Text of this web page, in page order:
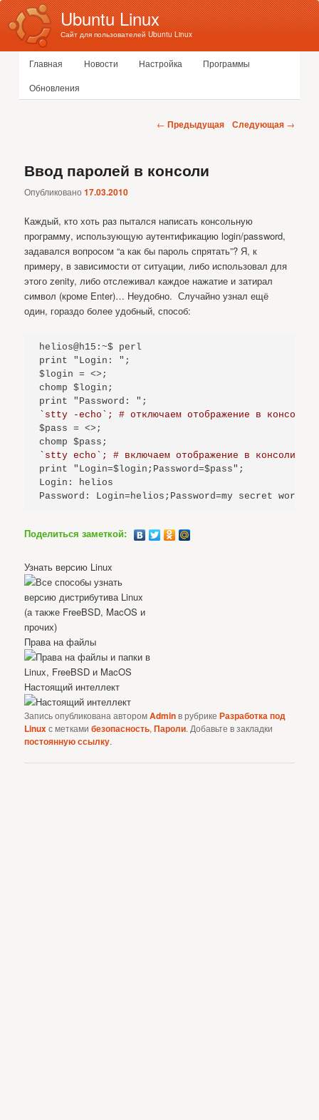
Ubuntu Linux
Сайт для пользователей Ubuntu Linux
Главное меню
Перейти к основному содержимому
Перейти к дополнительному содержимому
Главная Новости Настройка
Программы
Обновления
Навигация по записям
← Предыдущая Следующая →
Ввод паролей в консоли
Опубликовано 17.03.2010
Каждый, кто хоть раз пытался написать консольную
программу, использующую аутентификацию login/password,
задавался вопросом “а как бы пароль спрятать”? Я, к
примеру, в зависимости от ситуации, либо использовал для
этого zenity, либо отслеживал каждое нажатие и затирал
символ (кроме Enter)… Неудобно. Случайно узнал ещё
один, гораздо более удобный, способ:
helios@h15:~$ perl
print "Login: ";
$login = <>;
chomp $login;
`stty -echo`; # отключаем отображение в консоли
$pass = <>;
`stty echo`; # включаем отображение в консоли
print "Login=$login;Password=$pass";
Login: helios
Password: Login=helios;Password=my secret
Поделиться заметкой:
Узнать версию Linux
Права на файлы
Настоящий интеллект
Запись опубликована авторомAdminв рубрикеРазработка под
Linuxс меткамибезопасность,Пароли. Добавьте в закладки
постоянную ссылку.